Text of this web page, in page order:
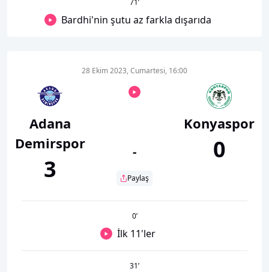
Bardhi'nin şutu az farkla dışarıda
Adana
Demirspor
3
28 Ekim 2023, Cumartesi, 16:00
-
Paylaş
Konyaspor
0
0’
İlk 11'ler
31’